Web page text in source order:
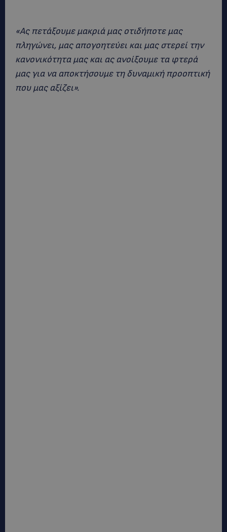
«Ας πετάξουμε μακριά μας οτιδήποτε μας
πληγώνει, μας απογοητεύει και μας στερεί την
κανονικότητα μας και ας ανοίξουμε τα φτερά
μας για να αποκτήσουμε τη δυναμική προοπτική
που μας αξίζει».